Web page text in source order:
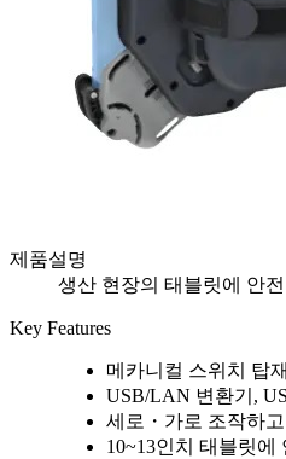
제품설명
생산 현장의 태블릿에 안
Key Features
메카니컬 스위치 탑
USB/LAN 변환기,
세로・가로 조작하
10~13인치 태블릿에